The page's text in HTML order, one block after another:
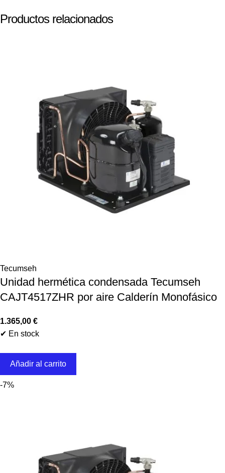
Productos relacionados
Tecumseh
Unidad hermética condensada Tecumseh
CAJT4517ZHR por aire Calderín Monofásico
1.365,00 €
✔ En stock
Añadir al carrito
-7%